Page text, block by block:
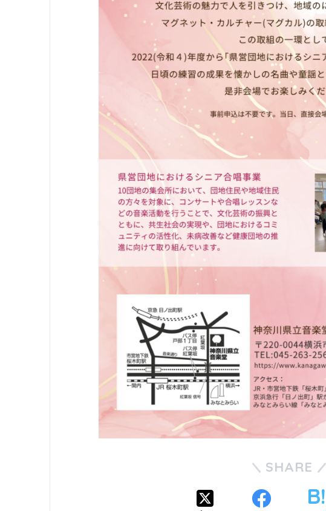
SHARE